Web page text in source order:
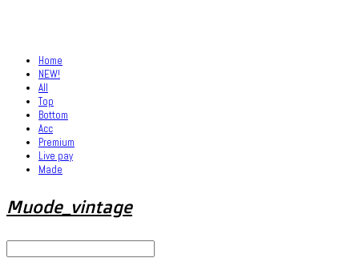
Home
NEW!
All
Top
Bottom
Acc
Premium
Live pay
Made
Muode_vintage